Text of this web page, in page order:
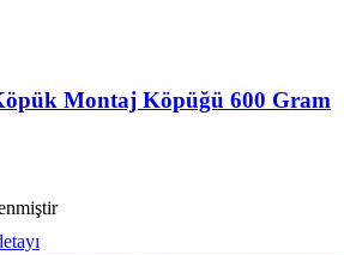
Montaj Köpüğü 600 Gram